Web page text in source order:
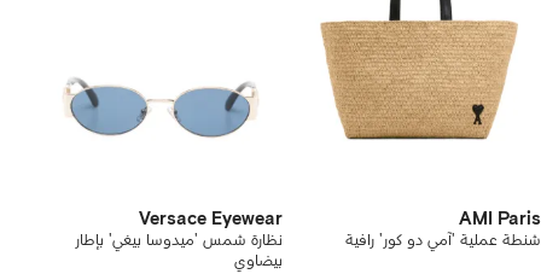
AMI Paris
شنطة عملية 'آمي دو كور' رافية
Versace Eyewear
نظارة شمس 'ميدوسا بيغي' بإطار
بيضاوي